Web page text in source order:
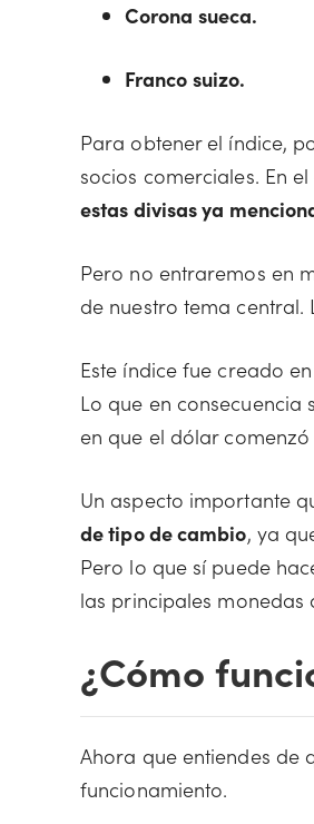
Corona sueca.
Franco suizo.
Para obtener el índice,
socios comerciales. En
estas divisas ya
Pero no entraremos en
de nuestro tema central.
Este índice fue creado
Lo que en consecuencia
en que el dólar
Un aspecto importante
de tipo de cambio, ya
Pero lo que sí puede
las principales monedas
¿Cómo
Ahora que entiendes de
funcionamiento.